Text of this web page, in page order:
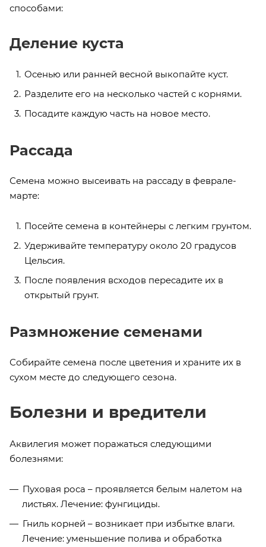
способами:
Деление куста
Осенью или ранней весной выкопайте куст.
Разделите его на несколько частей с корнями.
Посадите каждую часть на новое место.
Рассада
Семена можно высеивать на рассаду в феврале-
марте:
Посейте семена в контейнеры с легким грунтом.
Удерживайте температуру около 20 градусов
Цельсия.
После появления всходов пересадите их в
открытый грунт.
Размножение семенами
Собирайте семена после цветения и храните их в
сухом месте до следующего сезона.
Болезни и вредители
Аквилегия может поражаться следующими
болезнями:
Пуховая роса – проявляется белым налетом на
листьях. Лечение: фунгициды.
Гниль корней – возникает при избытке влаги.
Лечение: уменьшение полива и обработка